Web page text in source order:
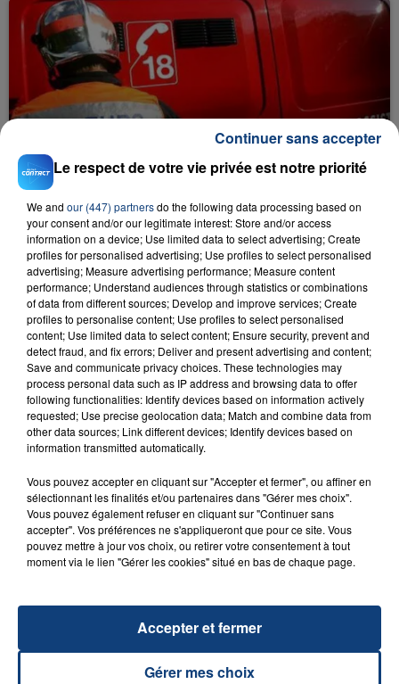
INCENDIE MORTEL À LENS : UNE FEMME ET
SON BÉBÉ ENTRE LA VIE ET LA...
Un homme s'est immolé par le feu après avoir
aspergé sa compagne et leur bébé de trois mois
d'un liquide inflammable.
20 juillet 2026
UNE ADOLESCENTE DEVANT SE FAIRE
OPÉRER DE LA CHEVILLE RESSORT DE LA...
La famille a porté plainte contre la clinique qui a
reconnu sa responsabilité et présenté ses
TITRES DIFFUSÉS
11h47
11h47 11h45
11h45
Le respect de votre vie privée est notre priorité
We and our (447) partnersdo the following data processing based on
your consent and/or our legitimate interest: Store and/or access
information on a device; Use limited data to select advertising; Create
profiles for personalised advertising; Use profiles to select personalised
advertising; Measure advertising performance; Measure content
performance; Understand audiences through statistics or combinations
of data from different sources; Develop and improve services; Create
profiles to personalise content; Use profiles to select personalised
content; Use limited data to select content; Ensure security, prevent and
detect fraud, and fix errors; Deliver and present advertising and content;
Save and communicate privacy choices. These technologies may
process personal data such as IP address and browsing data to offer
following functionalities: Identify devices based on information actively
requested; Use precise geolocation data; Match and combine data from
other data sources; Link different devices; Identify devices based on
information transmitted automatically.
Vous pouvez accepter en cliquant sur "Accepter et fermer", ou affiner en
sélectionnant les finalités et/ou partenaires dans "Gérer mes choix".
Vous pouvez également refuser en cliquant sur "Continuer sans
accepter". Vos préférences ne s'appliqueront que pour ce site. Vous
pouvez mettre à jour vos choix, ou retirer votre consentement à tout
moment via le lien "Gérer les cookies" situé en bas de chaque page.
Gérer mes choix
Accepter et fermer
Continuer sans accepter